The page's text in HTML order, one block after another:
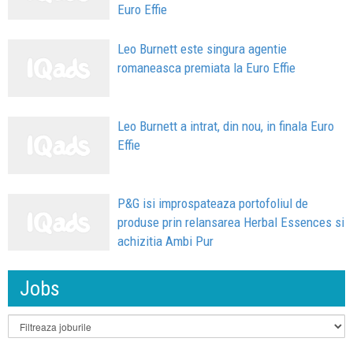
Euro Effie
Leo Burnett este singura agentie
romaneasca premiata la Euro Effie
Leo Burnett a intrat, din nou, in finala Euro
Effie
P&G isi improspateaza portofoliul de
produse prin relansarea Herbal Essences si
achizitia Ambi Pur
Jobs